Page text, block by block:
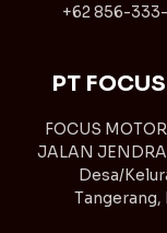
+62 856-
PT
FOCUS
JALAN
Desa/
Tangerang,